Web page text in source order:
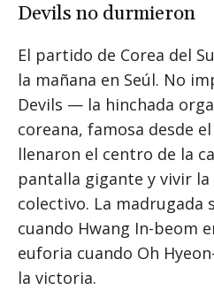
Devils no durmieron
El partido de Corea del
la mañana en Seúl. No
Devils — la hinchada
coreana, famosa desde
llenaron el centro de la
pantalla gigante y vivir
colectivo. La madrugada
cuando Hwang In-beom
euforia cuando Oh
la victoria.